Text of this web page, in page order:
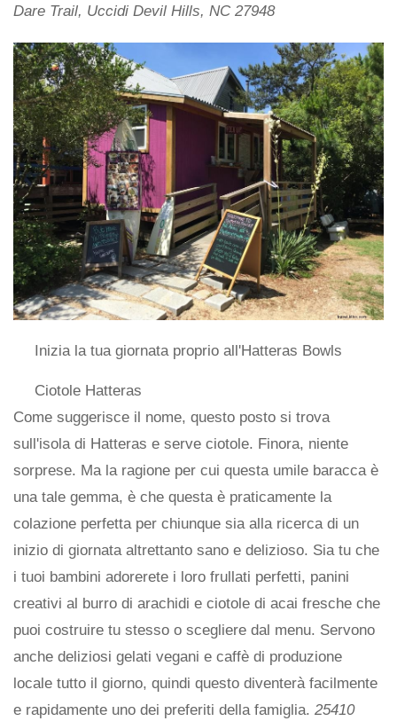
Dare Trail, Uccidi Devil Hills, NC 27948
Inizia la tua giornata proprio all'Hatteras Bowls
Ciotole Hatteras
Come suggerisce il nome, questo posto si trova
sull'isola di Hatteras e serve ciotole. Finora, niente
sorprese. Ma la ragione per cui questa umile baracca è
una tale gemma, è che questa è praticamente la
colazione perfetta per chiunque sia alla ricerca di un
inizio di giornata altrettanto sano e delizioso. Sia tu che
i tuoi bambini adorerete i loro frullati perfetti, panini
creativi al burro di arachidi e ciotole di acai fresche che
puoi costruire tu stesso o scegliere dal menu. Servono
anche deliziosi gelati vegani e caffè di produzione
locale tutto il giorno, quindi questo diventerà facilmente
e rapidamente uno dei preferiti della famiglia. 25410